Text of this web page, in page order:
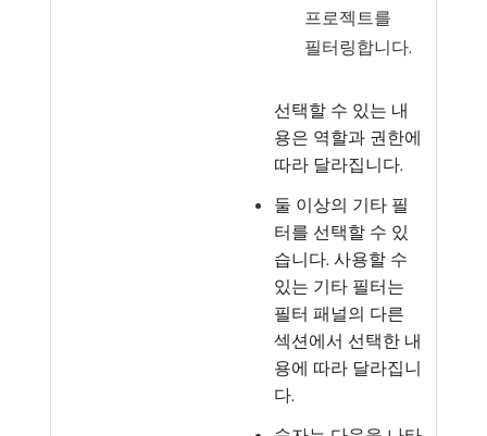
프로젝트를
필터링합니다.
선택할 수 있는 내
용은 역할과 권한에
따라 달라집니다.
둘 이상의 기타 필
터를 선택할 수 있
습니다. 사용할 수
있는 기타 필터는
필터 패널의 다른
섹션에서 선택한 내
용에 따라 달라집니
다.